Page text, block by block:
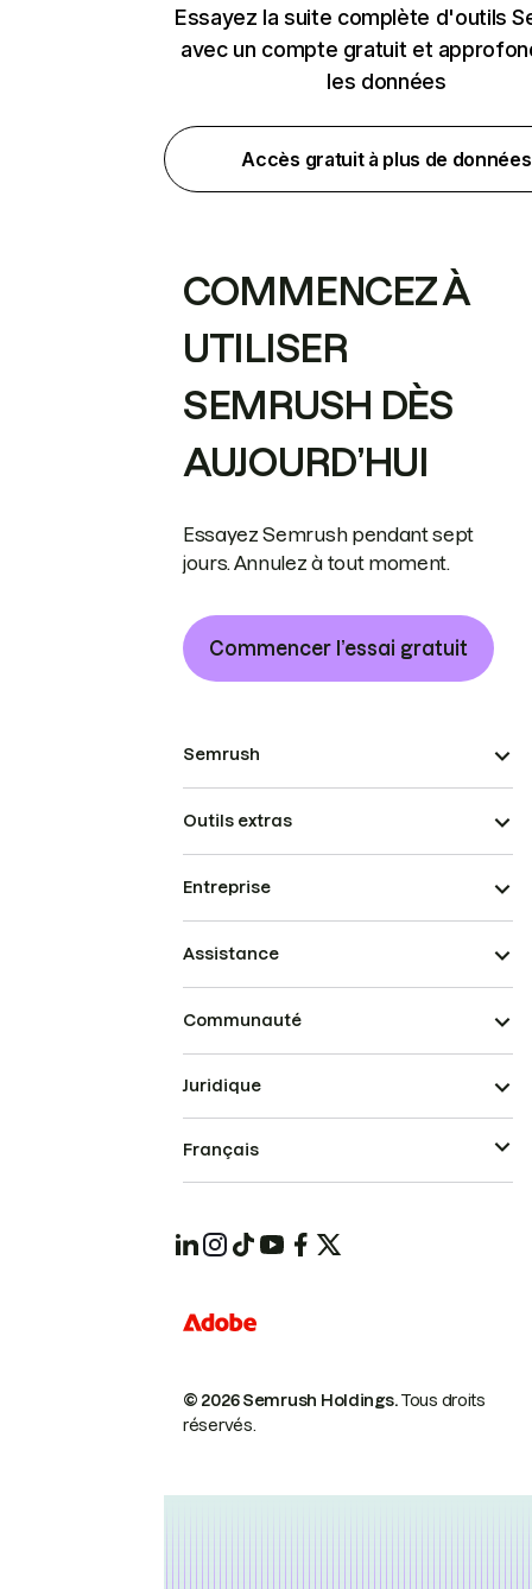
Essayez la suite complète d'outils
avec un compte gratuit et
les données
Accès gratuit à plus de données
COMMENCEZ À
UTILISER
SEMRUSH DÈS
AUJOURD’HUI
Essayez Semrush pendant sept
jours. Annulez à tout moment.
Commencer l’essai gratuit
Semrush
Outils extras
Entreprise
Assistance
Communauté
© 2026 Semrush Holdings.Tous droits
réservés.
Juridique
Français